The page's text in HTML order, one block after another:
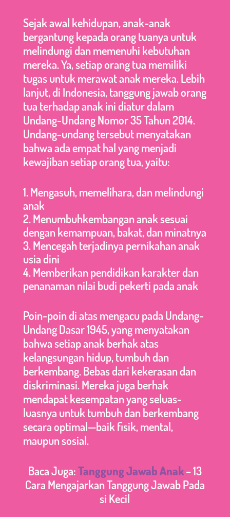
Sejak awal kehidupan, anak-anak
bergantung kepada orang tuanya untuk
melindungi dan memenuhi kebutuhan
mereka. Ya, setiap orang tua memiliki
tugas untuk merawat anak mereka. Lebih
lanjut, di Indonesia, tanggung jawab orang
tua terhadap anak ini diatur dalam
Undang-Undang Nomor 35 Tahun 2014.
Undang-undang tersebut menyatakan
bahwa ada empat hal yang menjadi
kewajiban setiap orang tua, yaitu:
Mengasuh, memelihara, dan melindungi
anak
Menumbuhkembangan anak sesuai
dengan kemampuan, bakat, dan minatnya
Mencegah terjadinya pernikahan anak
usia dini
Memberikan pendidikan karakter dan
penanaman nilai budi pekerti pada anak
Poin-poin di atas mengacu pada Undang-
Undang Dasar 1945, yang menyatakan
bahwa setiap anak berhak atas
kelangsungan hidup, tumbuh dan
berkembang. Bebas dari kekerasan dan
diskriminasi. Mereka juga berhak
mendapat kesempatan yang seluas-
luasnya untuk tumbuh dan berkembang
secara optimal—baik fisik, mental,
maupun sosial.
Baca Juga:Tanggung Jawab Anak– 13
Cara Mengajarkan Tanggung Jawab Pada
si Kecil